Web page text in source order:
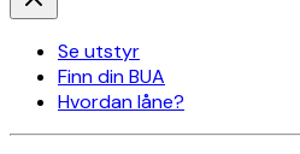
Se utstyr
Finn din BUA
Hvordan låne?